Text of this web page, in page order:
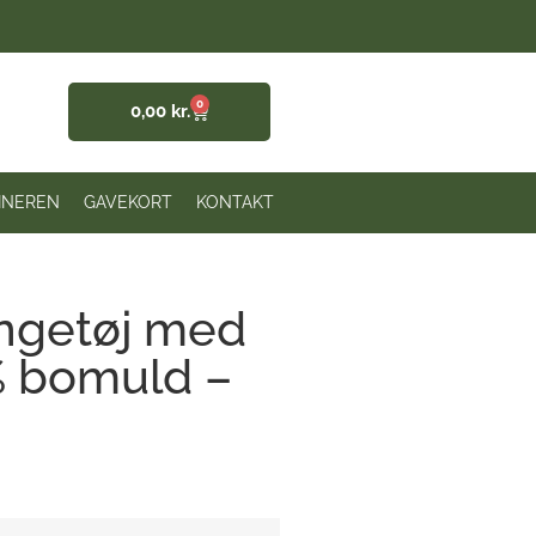
0,00 kr. 0
GAVEKORT KONTAKT
med
bomuld –